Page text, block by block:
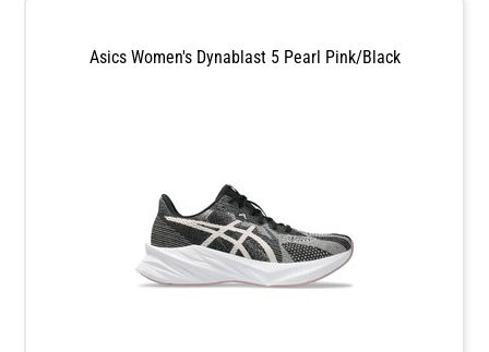
Asics Women's Dynablast 5 Pearl Pink/Black